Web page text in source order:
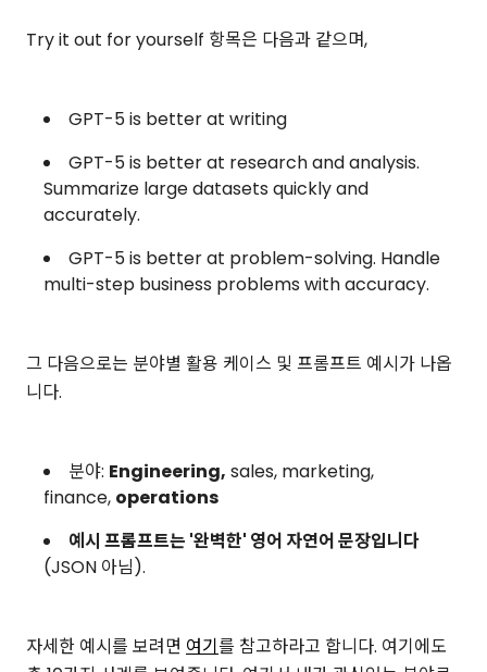
Try it out for yourself 항목은 다음과 같으며,
GPT-5 is better at writing
GPT-5 is better at research and analysis.
Summarize large datasets quickly and
accurately.
GPT-5 is better at problem-solving. Handle
multi-step business problems with accuracy.
그 다음으로는 분야별 활용 케이스 및 프롬프트 예시가 나옵
니다.
분야: Engineering, sales, marketing,
finance, operations
예시 프롬프트는 '완벽한' 영어 자연어 문장입니다
(JSON 아님).
자세한 예시를 보려면 여기를 참고하라고 합니다. 여기에도